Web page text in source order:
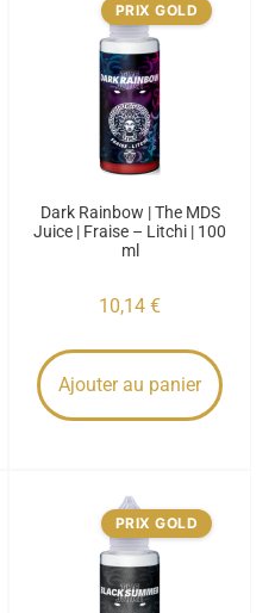
PRIX GOLD
Dark Rainbow | The MDS
Juice | Fraise – Litchi | 100
ml
10,14 €
Ajouter au panier
PRIX GOLD